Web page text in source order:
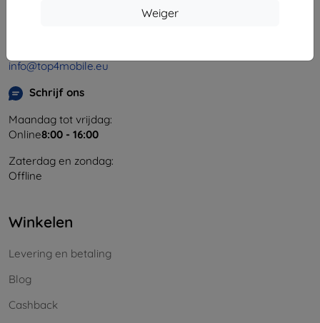
Weiger
info@top4mobile.eu
Schrijf ons
Maandag tot vrijdag:
Online8:00 - 16:00
Zaterdag en zondag:
Offline
Winkelen
Levering en betaling
Blog
Cashback